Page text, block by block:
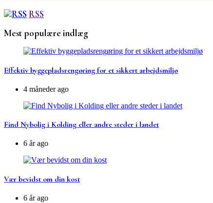
RSS
Mest populære indlæg
Effektiv byggepladsrengøring for et sikkert arbejdsmiljø
4 måneder ago
Find Nybolig i Kolding eller andre steder i landet
6 år ago
Vær bevidst om din kost
6 år ago